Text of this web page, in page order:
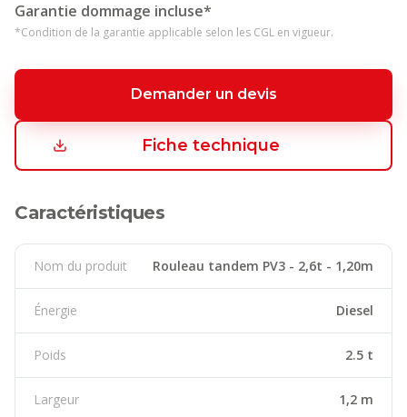
Garantie dommage incluse*
*Condition de la garantie applicable selon les CGL en vigueur.
Demander un devis
Fiche technique
Caractéristiques
Nom du produit Rouleau tandem PV3 - 2,6t - 1,20m
Énergie Diesel
Poids 2.5 t
Largeur 1,2 m